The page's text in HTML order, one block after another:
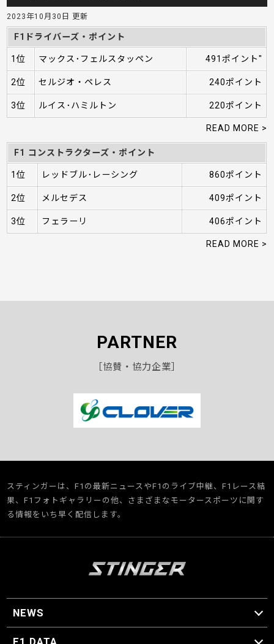
2023年10月30日 更新
F1ドライバーズ・ポイント
1位 マックス･フェルスタッペン 491ポイント"
2位 セルジオ・ペレス 240ポイント
3位 ルイス･ハミルトン 220ポイント
READ MORE >
F1 コンストラクターズ・ポイント
1位 レッドブル･レーシング 860ポイント
2位 メルセデス 409ポイント
3位 フェラーリ 406ポイント
READ MORE >
PARTNER
［協賛・協力企業］
スティンガーは、F1の最新ニュースやF1のライブ中継、F1レース結
果、F1フォトギャラリーの他、さまざまなモータースポーツに関す
る情報をいち早く配信します。
NEWS
F1 ニュース